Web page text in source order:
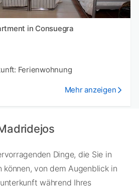
in Consuegra
Ferienwohnung
Mehr anzeigen
Dinge, die Sie in
können, von dem Augenblick in
während Ihres